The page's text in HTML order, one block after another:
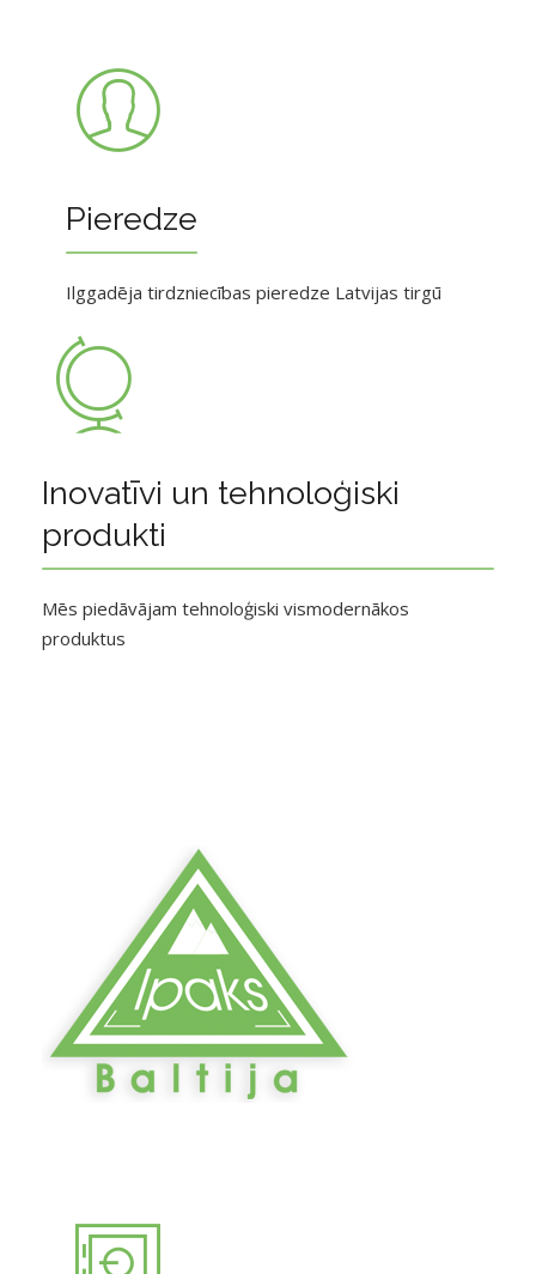
Pieredze
Ilggadēja tirdzniecības pieredze Latvijas tirgū
Inovatīvi un tehnoloģiski
produkti
Mēs piedāvājam tehnoloģiski vismodernākos
produktus